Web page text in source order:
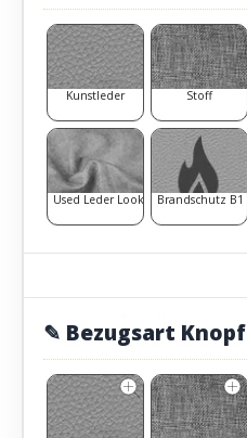
Kunstleder Stoff
Used Leder Look Brandschutz B1
✎ Bezugsart Knopf